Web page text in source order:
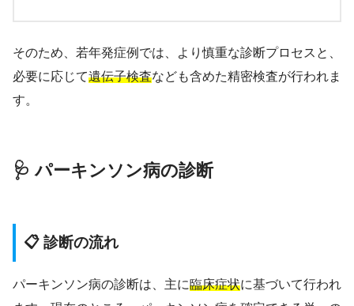
そのため、若年発症例では、より慎重な診断プロセスと、
必要に応じて遺伝子検査なども含めた精密検査が行われま
す。
🩺 パーキンソン病の診断
📋 診断の流れ
パーキンソン病の診断は、主に臨床症状に基づいて行われ